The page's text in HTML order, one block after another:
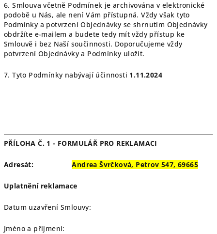
6. Smlouva včetně Podmínek je archivována v elektronické
podobě u Nás, ale není Vám přístupná. Vždy však tyto
Podmínky a potvrzení Objednávky se shrnutím Objednávky
obdržíte e-mailem a budete tedy mít vždy přístup ke
Smlouvě i bez Naší součinnosti. Doporučujeme vždy
potvrzení Objednávky a Podmínky uložit.
7. Tyto Podmínky nabývají účinnosti 1.11.2024
PŘÍLOHA Č. 1 - FORMULÁŘ PRO REKLAMACI
Adresát:Andrea Švrčková, Petrov 547, 69665
Uplatnění reklamace
Datum uzavření Smlouvy:
Jméno a příjmení: